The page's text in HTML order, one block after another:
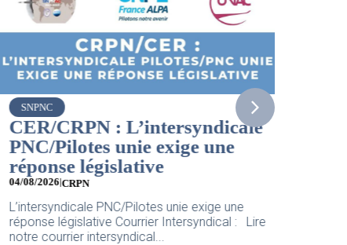
SNPNC
CER/CRPN : L’intersyndicale
PNC/Pilotes unie exige une
réponse législative
04/08/2026|CRPN
L’intersyndicale PNC/Pilotes unie exige une
réponse législative Courrier Intersyndical : Lire
notre courrier intersyndical...